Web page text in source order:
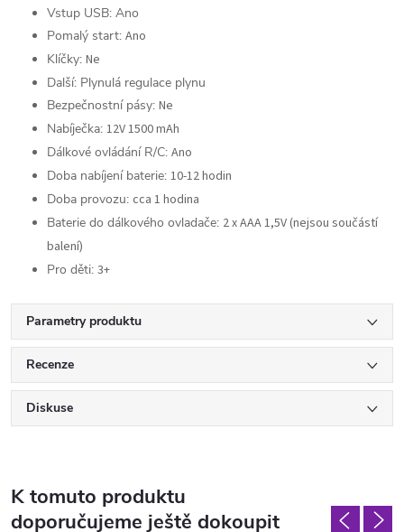
Vstup USB: Ano
Pomalý start: Ano
Klíčky: Ne
Další: Plynulá regulace plynu
Bezpečnostní pásy: Ne
Nabíječka: 12V 1500 mAh
Dálkové ovládání R/C: Ano
Doba nabíjení baterie: 10-12 hodin
Doba provozu: cca 1 hodina
Baterie do dálkového ovladače: 2 x AAA 1,5V (nejsou součástí
balení)
Pro děti: 3+
Parametry produktu
Recenze
Diskuse
K tomuto produktu
doporučujeme ještě dokoupit